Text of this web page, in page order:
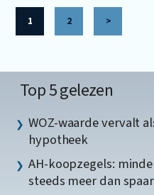
1 2 >
Top 5 gelezen
WOZ-waarde vervalt
hypotheek
AH-koopzegels:
steeds meer dan